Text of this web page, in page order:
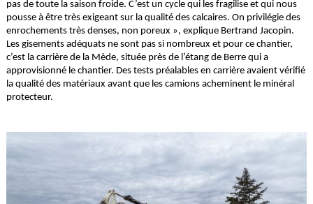
pas de toute la saison froide. C’est un cycle qui les fragilise et qui nous
pousse à être très exigeant sur la qualité des calcaires. On privilégie des
enrochements très denses, non poreux », explique Bertrand Jacopin.
Les gisements adéquats ne sont pas si nombreux et pour ce chantier,
c’est la carrière de la Mède, située près de l’étang de Berre qui a
approvisionné le chantier. Des tests préalables en carrière avaient vérifié
la qualité des matériaux avant que les camions acheminent le minéral
protecteur.